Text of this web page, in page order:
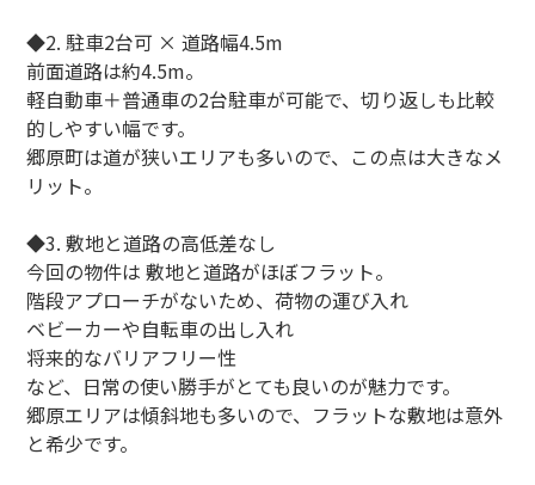
◆2. 駐車2台可 × 道路幅4.5m
前面道路は約4.5m。
軽自動車＋普通車の2台駐車が可能で、切り返しも比較
的しやすい幅です。
郷原町は道が狭いエリアも多いので、この点は大きなメ
リット。
◆3. 敷地と道路の高低差なし
今回の物件は 敷地と道路がほぼフラット。
階段アプローチがないため、荷物の運び入れ
ベビーカーや自転車の出し入れ
将来的なバリアフリー性
など、日常の使い勝手がとても良いのが魅力です。
郷原エリアは傾斜地も多いので、フラットな敷地は意外
と希少です。